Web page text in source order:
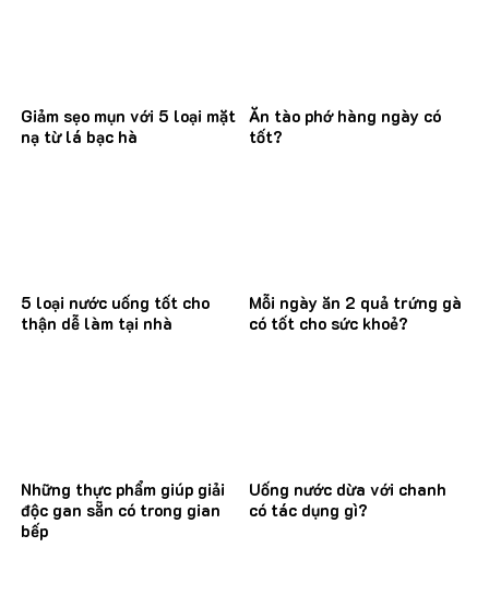
Giảm sẹo mụn với 5 loại mặt
nạ từ lá bạc hà
Ăn tào phớ hàng ngày có
tốt?
5 loại nước uống tốt cho
thận dễ làm tại nhà
Mỗi ngày ăn 2 quả trứng gà
có tốt cho sức khoẻ?
Những thực phẩm giúp giải
độc gan sẵn có trong gian
bếp
Uống nước dừa với chanh
có tác dụng gì?